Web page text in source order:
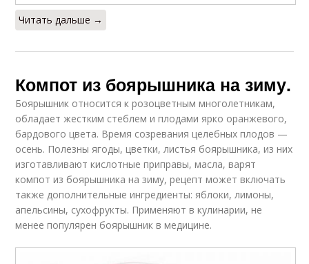
Читать дальше →
Компот из боярышника на зиму.
Боярышник относится к розоцветным многолетникам,
обладает жестким стеблем и плодами ярко оранжевого,
бардового цвета. Время созревания целебных плодов —
осень. Полезны ягоды, цветки, листья боярышника, из них
изготавливают кислотные приправы, масла, варят
компот из боярышника на зиму, рецепт может включать
также дополнительные ингредиенты: яблоки, лимоны,
апельсины, сухофрукты. Применяют в кулинарии, не
менее популярен боярышник в медицине.